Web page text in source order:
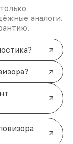
аналоги.